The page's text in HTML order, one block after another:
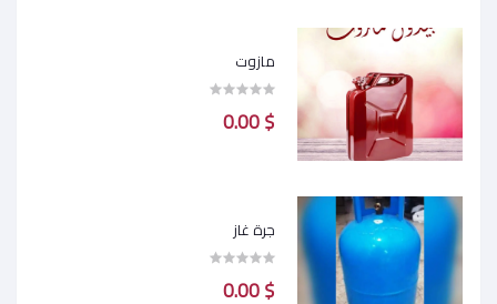
مازوت
$ 0.00
جرة غاز
$ 0.00